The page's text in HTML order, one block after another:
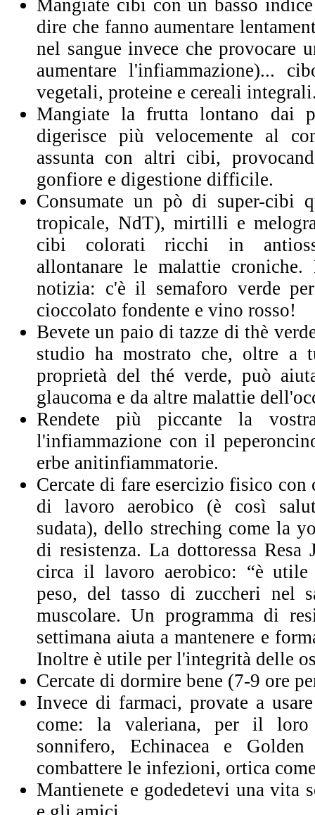
Mangiate cibi con un basso
dire che fanno aumentare
nel sangue invece che provocare
aumentare l'infiammazione)...
vegetali, proteine e cereali
Mangiate la frutta lontano dai
digerisce più velocemente al
assunta con altri cibi,
gonfiore e digestione difficile.
Consumate un pò di super-cibi
tropicale, NdT), mirtilli e
cibi colorati ricchi in
allontanare le malattie
notizia: c'è il semaforo verde
cioccolato fondente e vino rosso!
Bevete un paio di tazze di thè
studio ha mostrato che, oltre a
proprietà del thé verde, può
glaucoma e da altre malattie
Rendete più piccante la
l'infiammazione con il
erbe anitinfiammatorie.
Cercate di fare esercizio fisico
di lavoro aerobico (è così
sudata), dello streching come la
di resistenza. La dottoressa Resa
circa il lavoro aerobico: “è
peso, del tasso di zuccheri nel
muscolare. Un programma di
settimana aiuta a mantenere e
Inoltre è utile per l'integrità delle
Cercate di dormire bene (7-9 ore
Invece di farmaci, provate a
come: la valeriana, per il loro
sonnifero, Echinacea e
combattere le infezioni, ortica
Mantienete e godedetevi una vita